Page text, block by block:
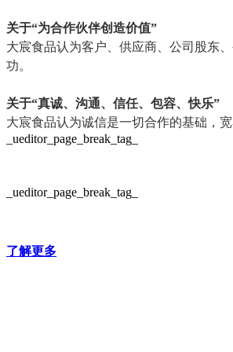
关于“为合作伙伴创造价值”
大宸食品认为客户、供应商、公司股东
功。
关于“真诚、沟通、信任、包容、快乐”
大宸食品认为诚信是一切合作的基础，
_ueditor_page_break_tag_
_ueditor_page_break_tag_
了解更多